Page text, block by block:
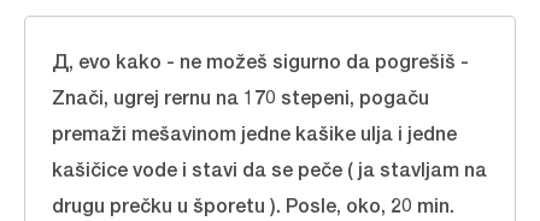
Д, evo kako - ne možeš sigurno da pogrešiš -
Znači, ugrej rernu na 170 stepeni, pogaču
premaži mešavinom jedne kašike ulja i jedne
kašičice vode i stavi da se peče ( ja stavljam na
drugu prečku u šporetu ). Posle, oko, 20 min.